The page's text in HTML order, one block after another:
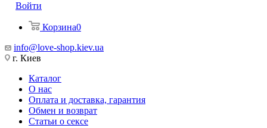
Войти
Корзина0
info@love-shop.kiev.ua
г. Киев
Каталог
О нас
Оплата и доставка, гарантия
Обмен и возврат
Статьи о сексе